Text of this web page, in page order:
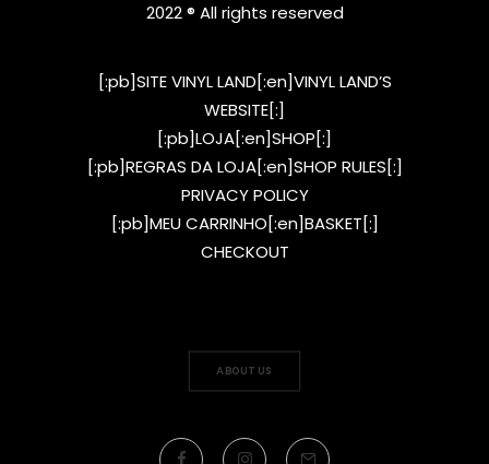
2022 ® All rights reserved
[:pb]SITE VINYL LAND[:en]VINYL LAND’S
WEBSITE[:]
[:pb]LOJA[:en]SHOP[:]
[:pb]REGRAS DA LOJA[:en]SHOP RULES[:]
PRIVACY POLICY
[:pb]MEU CARRINHO[:en]BASKET[:]
CHECKOUT
ABOUT US